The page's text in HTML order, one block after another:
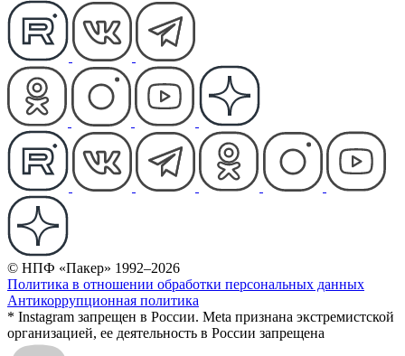
© НПФ «Пакер» 1992–2026
Политика в отношении обработки персональных данных
Антикоррупционная политика
* Instagram запрещен в России. Meta признана экстремистской
организацией, ее деятельность в России запрещена